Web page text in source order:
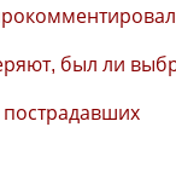
был ли